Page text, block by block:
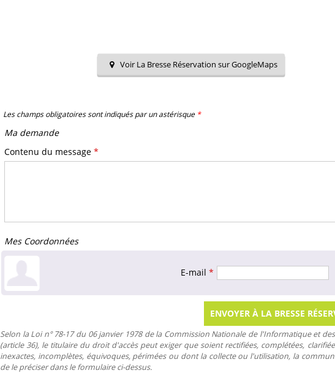
Voir La Bresse Réservation sur GoogleMaps
Les champs obligatoires sont indiqués par un astérisque *
Ma demande
Contenu du message *
Mes Coordonnées
E-mail *
Selon la Loi n° 78-17 du 06 janvier 1978 de la Commission Nationale de l'Informatique et
(article 36), le titulaire du droit d'accès peut exiger que soient rectifiées, complétées,
inexactes, incomplètes, équivoques, périmées ou dont la collecte ou l'utilisation, la
de le préciser dans le formulaire ci-dessus.